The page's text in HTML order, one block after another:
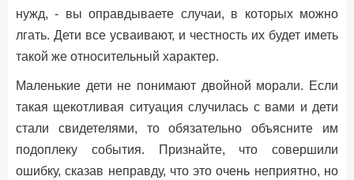
нужд, - вы оправдываете случаи, в которых можно
лгать. Дети все усваивают, и честность их будет иметь
такой же относительный характер.
Маленькие дети не понимают двойной морали. Если
такая щекотливая ситуация случилась с вами и дети
стали свидетелями, то обязательно объясните им
подоплеку события. Признайте, что совершили
ошибку, сказав неправду, что это очень неприятно, но